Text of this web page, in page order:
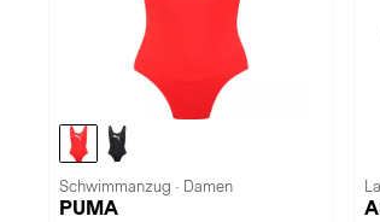
Schwimmanzug · Damen
PUMA